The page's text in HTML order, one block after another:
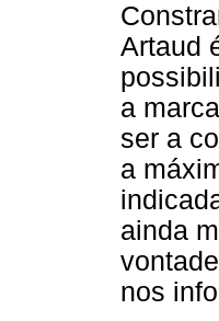
Artaud
a
ser a
a
ainda
nos